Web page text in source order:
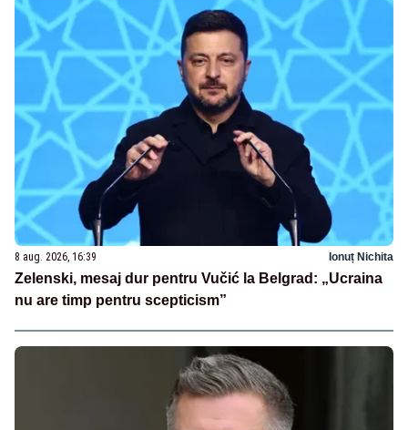
8 aug. 2026, 16:39 Ionuț Nichita
Zelenski, mesaj dur pentru Vučić la Belgrad: „Ucraina
nu are timp pentru scepticism”